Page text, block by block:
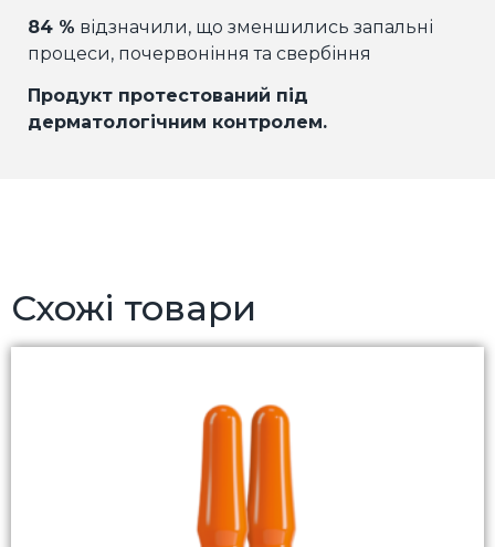
84 % відзначили, що зменшились запальні
процеси, почервоніння та свербіння
Продукт протестований під
дерматологічним контролем.
Схожі товари